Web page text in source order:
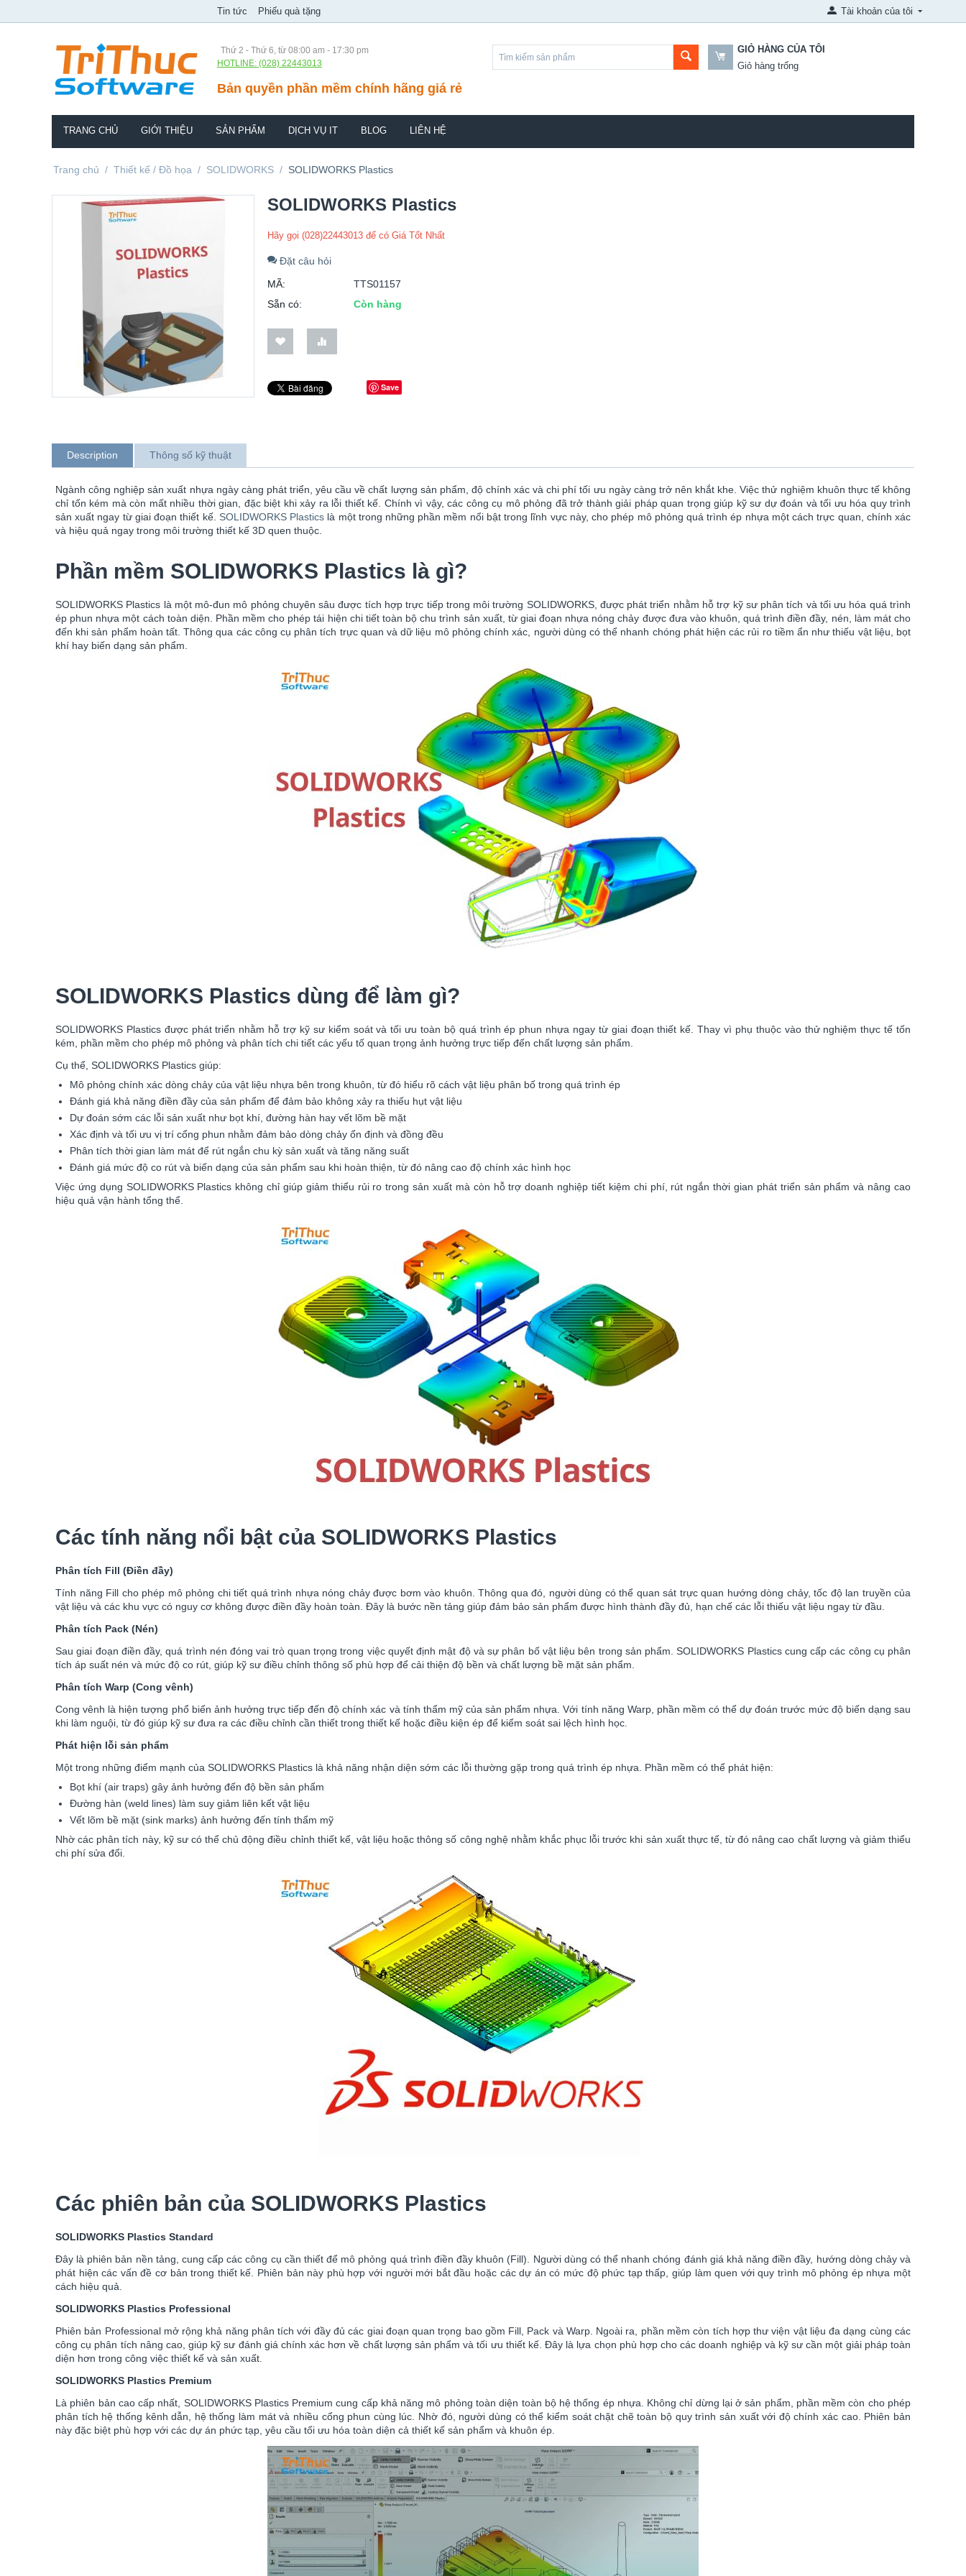
Tin tức Phiếu quà tặng Tài khoản của tôi
Thứ 2 - Thứ 6, từ 08:00 am - 17:30 pm
HOTLINE: (028) 22443013
Bản quyền phần mềm chính hãng giá rẻ
GIỎ HÀNG CỦA TÔI
Giỏ hàng trống
TRANG CHỦ GIỚI THIỆU SẢN PHẨM DỊCH VỤ IT BLOG LIÊN HỆ
Trang chủ / Thiết kế / Đồ họa / SOLIDWORKS / SOLIDWORKS Plastics
SOLIDWORKS Plastics
Hãy gọi (028)22443013 để có Giá Tốt Nhất
Đặt câu hỏi
MÃ:
TTS01157
Sẵn có:
Còn hàng
Save
Description Thông số kỹ thuật
Ngành công nghiệp sản xuất nhựa ngày càng phát triển, yêu cầu về chất lượng sản phẩm, độ chính xác và chi phí tối ưu ngày càng trở nên khắt khe. Việc thử nghiệm khuôn thực tế không
chỉ tốn kém mà còn mất nhiều thời gian, đặc biệt khi xảy ra lỗi thiết kế. Chính vì vậy, các công cụ mô phỏng đã trở thành giải pháp quan trọng giúp kỹ sư dự đoán và tối ưu hóa quy trình
sản xuất ngay từ giai đoạn thiết kế. SOLIDWORKS Plastics là một trong những phần mềm nổi bật trong lĩnh vực này, cho phép mô phỏng quá trình ép nhựa một cách trực quan, chính xác
và hiệu quả ngay trong môi trường thiết kế 3D quen thuộc.
Phần mềm SOLIDWORKS Plastics là gì?
SOLIDWORKS Plastics là một mô-đun mô phỏng chuyên sâu được tích hợp trực tiếp trong môi trường SOLIDWORKS, được phát triển nhằm hỗ trợ kỹ sư phân tích và tối ưu hóa quá trình
ép phun nhựa một cách toàn diện. Phần mềm cho phép tái hiện chi tiết toàn bộ chu trình sản xuất, từ giai đoạn nhựa nóng chảy được đưa vào khuôn, quá trình điền đầy, nén, làm mát cho
đến khi sản phẩm hoàn tất. Thông qua các công cụ phân tích trực quan và dữ liệu mô phỏng chính xác, người dùng có thể nhanh chóng phát hiện các rủi ro tiềm ẩn như thiếu vật liệu, bọt
khí hay biến dạng sản phẩm.
SOLIDWORKS Plastics dùng để làm gì?
SOLIDWORKS Plastics được phát triển nhằm hỗ trợ kỹ sư kiểm soát và tối ưu toàn bộ quá trình ép phun nhựa ngay từ giai đoạn thiết kế. Thay vì phụ thuộc vào thử nghiệm thực tế tốn
kém, phần mềm cho phép mô phỏng và phân tích chi tiết các yếu tố quan trọng ảnh hưởng trực tiếp đến chất lượng sản phẩm.
Cụ thể, SOLIDWORKS Plastics giúp:
Mô phỏng chính xác dòng chảy của vật liệu nhựa bên trong khuôn, từ đó hiểu rõ cách vật liệu phân bố trong quá trình ép
Đánh giá khả năng điền đầy của sản phẩm để đảm bảo không xảy ra thiếu hụt vật liệu
Dự đoán sớm các lỗi sản xuất như bọt khí, đường hàn hay vết lõm bề mặt
Xác định và tối ưu vị trí cổng phun nhằm đảm bảo dòng chảy ổn định và đồng đều
Phân tích thời gian làm mát để rút ngắn chu kỳ sản xuất và tăng năng suất
Đánh giá mức độ co rút và biến dạng của sản phẩm sau khi hoàn thiện, từ đó nâng cao độ chính xác hình học
Việc ứng dụng SOLIDWORKS Plastics không chỉ giúp giảm thiểu rủi ro trong sản xuất mà còn hỗ trợ doanh nghiệp tiết kiệm chi phí, rút ngắn thời gian phát triển sản phẩm và nâng cao
hiệu quả vận hành tổng thể.
Các tính năng nổi bật của SOLIDWORKS Plastics
Phân tích Fill (Điền đầy)
Tính năng Fill cho phép mô phỏng chi tiết quá trình nhựa nóng chảy được bơm vào khuôn. Thông qua đó, người dùng có thể quan sát trực quan hướng dòng chảy, tốc độ lan truyền của
vật liệu và các khu vực có nguy cơ không được điền đầy hoàn toàn. Đây là bước nền tảng giúp đảm bảo sản phẩm được hình thành đầy đủ, hạn chế các lỗi thiếu vật liệu ngay từ đầu.
Phân tích Pack (Nén)
Sau giai đoạn điền đầy, quá trình nén đóng vai trò quan trọng trong việc quyết định mật độ và sự phân bố vật liệu bên trong sản phẩm. SOLIDWORKS Plastics cung cấp các công cụ phân
tích áp suất nén và mức độ co rút, giúp kỹ sư điều chỉnh thông số phù hợp để cải thiện độ bền và chất lượng bề mặt sản phẩm.
Phân tích Warp (Cong vênh)
Cong vênh là hiện tượng phổ biến ảnh hưởng trực tiếp đến độ chính xác và tính thẩm mỹ của sản phẩm nhựa. Với tính năng Warp, phần mềm có thể dự đoán trước mức độ biến dạng sau
khi làm nguội, từ đó giúp kỹ sư đưa ra các điều chỉnh cần thiết trong thiết kế hoặc điều kiện ép để kiểm soát sai lệch hình học.
Phát hiện lỗi sản phẩm
Một trong những điểm mạnh của SOLIDWORKS Plastics là khả năng nhận diện sớm các lỗi thường gặp trong quá trình ép nhựa. Phần mềm có thể phát hiện:
Bọt khí (air traps) gây ảnh hưởng đến độ bền sản phẩm
Đường hàn (weld lines) làm suy giảm liên kết vật liệu
Vết lõm bề mặt (sink marks) ảnh hưởng đến tính thẩm mỹ
Nhờ các phân tích này, kỹ sư có thể chủ động điều chỉnh thiết kế, vật liệu hoặc thông số công nghệ nhằm khắc phục lỗi trước khi sản xuất thực tế, từ đó nâng cao chất lượng và giảm thiểu
chi phí sửa đổi.
Các phiên bản của SOLIDWORKS Plastics
SOLIDWORKS Plastics Standard
Đây là phiên bản nền tảng, cung cấp các công cụ cần thiết để mô phỏng quá trình điền đầy khuôn (Fill). Người dùng có thể nhanh chóng đánh giá khả năng điền đầy, hướng dòng chảy và
phát hiện các vấn đề cơ bản trong thiết kế. Phiên bản này phù hợp với người mới bắt đầu hoặc các dự án có mức độ phức tạp thấp, giúp làm quen với quy trình mô phỏng ép nhựa một
cách hiệu quả.
SOLIDWORKS Plastics Professional
Phiên bản Professional mở rộng khả năng phân tích với đầy đủ các giai đoạn quan trọng bao gồm Fill, Pack và Warp. Ngoài ra, phần mềm còn tích hợp thư viện vật liệu đa dạng cùng các
công cụ phân tích nâng cao, giúp kỹ sư đánh giá chính xác hơn về chất lượng sản phẩm và tối ưu thiết kế. Đây là lựa chọn phù hợp cho các doanh nghiệp và kỹ sư cần một giải pháp toàn
diện hơn trong công việc thiết kế và sản xuất.
SOLIDWORKS Plastics Premium
Là phiên bản cao cấp nhất, SOLIDWORKS Plastics Premium cung cấp khả năng mô phỏng toàn diện toàn bộ hệ thống ép nhựa. Không chỉ dừng lại ở sản phẩm, phần mềm còn cho phép
phân tích hệ thống kênh dẫn, hệ thống làm mát và nhiều cổng phun cùng lúc. Nhờ đó, người dùng có thể kiểm soát chặt chẽ toàn bộ quy trình sản xuất với độ chính xác cao. Phiên bản
này đặc biệt phù hợp với các dự án phức tạp, yêu cầu tối ưu hóa toàn diện cả thiết kế sản phẩm và khuôn ép.